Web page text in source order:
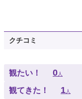
クチコミ
観たい！ 0人
観てきた！ 1人